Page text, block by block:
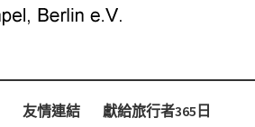
友情連結 獻給旅行者365日